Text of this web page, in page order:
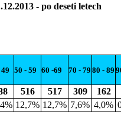
- po deseti letech
50 - 59 60 -69 70 - 79 80 - 89
516 517 309
162
12,7% 12,7% 7,6% 4,0%